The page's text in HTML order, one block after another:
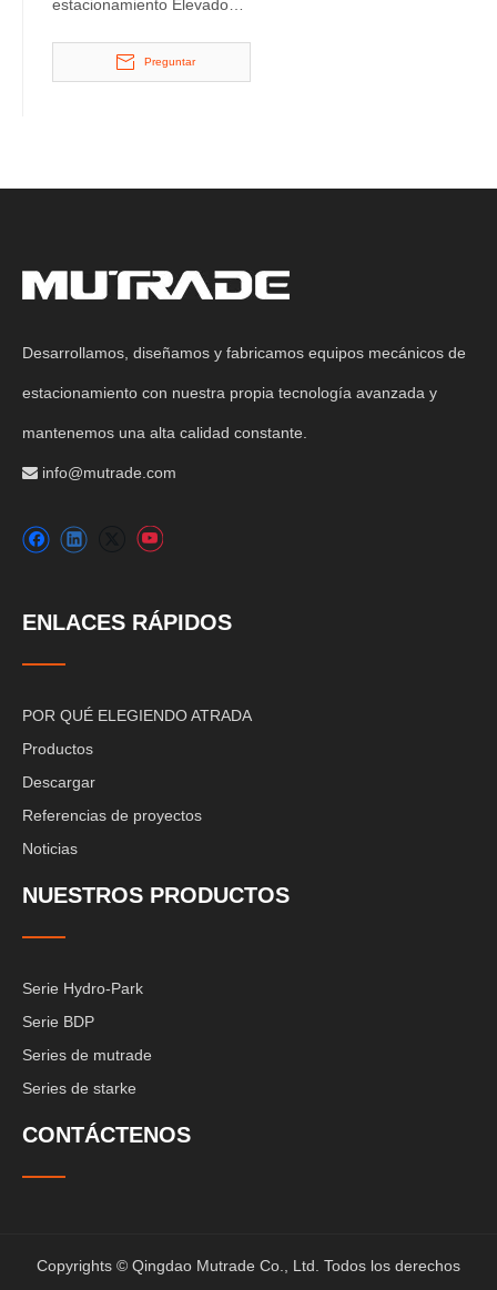
estacionamiento Elevador
postes
Preguntar
Desarrollamos, diseñamos y fabricamos equipos mecánicos de
estacionamiento con nuestra propia tecnología avanzada y
mantenemos una alta calidad constante.
 info@mutrade.com
ENLACES RÁPIDOS
POR QUÉ ELEGIENDO ATRADA
Productos
Descargar
Referencias de proyectos
Noticias
NUESTROS PRODUCTOS
Serie Hydro-Park
Serie BDP
Series de mutrade
Series de starke
CONTÁCTENOS
Copyrights © Qingdao Mutrade Co., Ltd. Todos los derechos